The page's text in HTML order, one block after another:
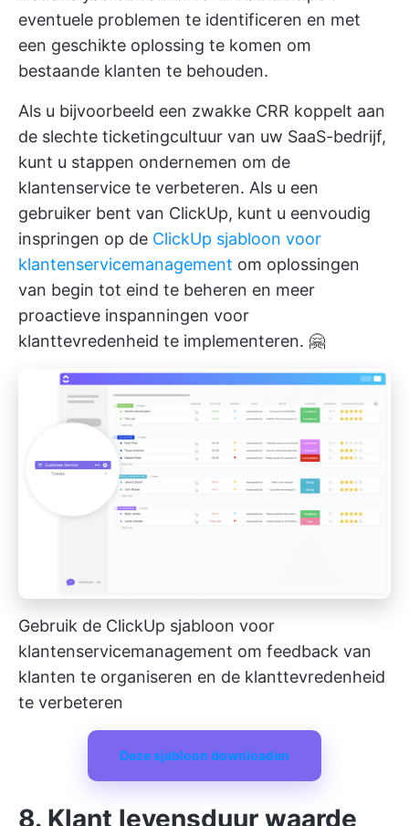
eventuele problemen te identificeren en met
een geschikte oplossing te komen om
bestaande klanten te behouden.
Als u bijvoorbeeld een zwakke CRR koppelt aan
de slechte ticketingcultuur van uw SaaS-bedrijf,
kunt u stappen ondernemen om de
klantenservice te verbeteren. Als u een
gebruiker bent van ClickUp, kunt u eenvoudig
inspringen op de ClickUp sjabloon voor
klantenservicemanagement om oplossingen
van begin tot eind te beheren en meer
proactieve inspanningen voor
klanttevredenheid te implementeren. 🤗
Gebruik de ClickUp sjabloon voor
klantenservicemanagement om feedback van
klanten te organiseren en de klanttevredenheid
te verbeteren
Deze sjabloon downloaden
8. Klant levensduur waarde